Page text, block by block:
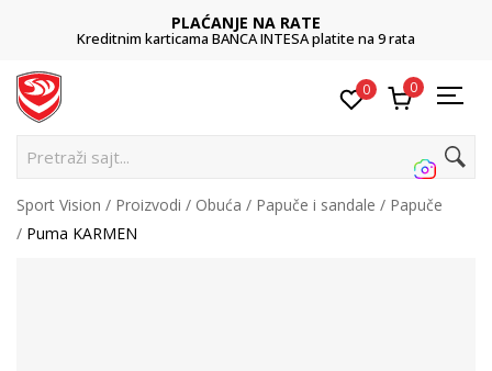
PLAĆANJE NA RATE
Kreditnim karticama BANCA INTESA platite na 9 rata
0 0
Pretraži sajt...
Sport Vision Proizvodi Obuća Papuče i sandale
Papuče
Puma KARMEN